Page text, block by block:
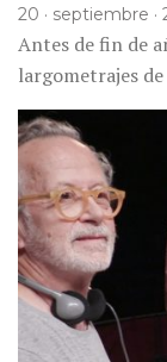
20 · septiembre ·
Antes de fin de
largometrajes